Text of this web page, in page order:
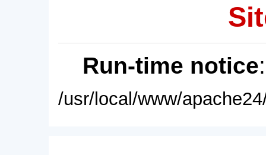
Run-time notice
/usr/local/www/